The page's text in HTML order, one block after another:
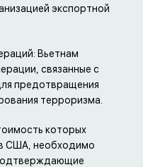
экспортной
Вьетнам
связанные с
предотвращения
терроризма.
которых
США, необходимо